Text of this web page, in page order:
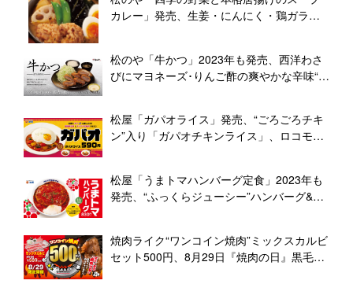
カレー」発売、生姜・にんにく・鶏ガラ使
松のや「牛かつ」2023年も発売、西洋わさ
びにマヨネーズ･りんご酢の爽やかな辛味“レ
松屋「ガパオライス」発売、“ごろごろチキ
ン”入り「ガパオチキンライス」、ロコモコ
松屋「うまトマハンバーグ定食」2023年も
発売、“ふっくらジューシー”ハンバーグ&松
焼肉ライク“ワンコイン焼肉”ミックスカルビ
セット500円、8月29日『焼肉の日』黒毛和